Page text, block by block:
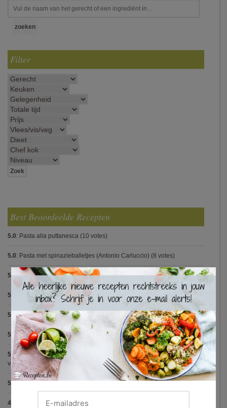
Filter
Best Beoordeelde Recepten
5.0: Pasta alla puttanesca (10 votes)
5.0: Pasta met spinazieballetjes (Antonio Carluccio) (8 votes)
5.0:Pasta pesto(8 votes)
5.0 Steak met Cajun patatjes en rodekoolsla(8 votes)
5.0 :Spaghetti bolognese maison (7 votes)
5.0: Avocadosoep met grijze garnalen (7 votes)
5.0:Hertensteak met rodewijnsaus, vijgen en bospaddestoelen(5
votes)
5.0
4.9 Tartaar van gerookte zalm
×